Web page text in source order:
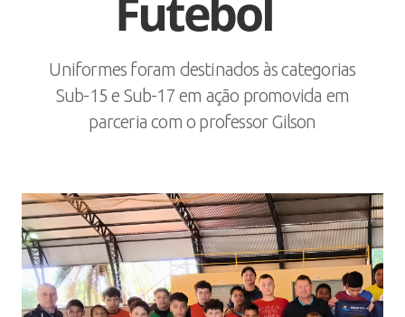
Uniformes foram destinados às categorias
Sub-15 e Sub-17 em ação promovida em
parceria com o professor Gilson